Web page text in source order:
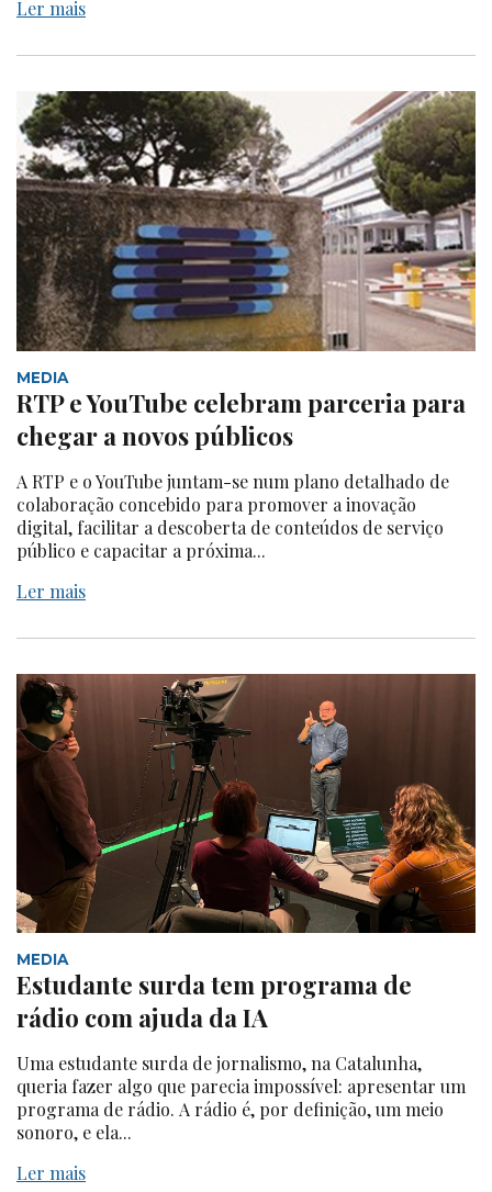
Ler mais
MEDIA
RTP e YouTube celebram parceria para
chegar a novos públicos
A RTP e o YouTube juntam-se num plano detalhado de
colaboração concebido para promover a inovação
digital, facilitar a descoberta de conteúdos de serviço
público e capacitar a próxima...
Ler mais
MEDIA
Estudante surda tem programa de
rádio com ajuda da IA
Uma estudante surda de jornalismo, na Catalunha,
queria fazer algo que parecia impossível: apresentar um
programa de rádio. A rádio é, por definição, um meio
sonoro, e ela...
Ler mais